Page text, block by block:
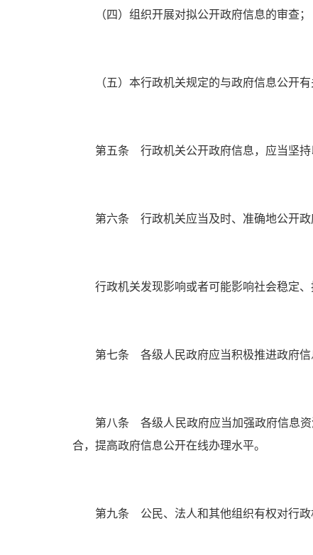
（四）组织开展对拟公开政府信息的审查；
（五）本行政机关规定的与政府信息公开有
第五条 行政机关公开政府信息，应当坚持
第六条 行政机关应当及时、准确地公开政
行政机关发现影响或者可能影响社会稳定、
第七条 各级人民政府应当积极推进政府信
第八条 各级人民政府应当加强政府信息资
合，提高政府信息公开在线办理水平。
第九条 公民、法人和其他组织有权对行政